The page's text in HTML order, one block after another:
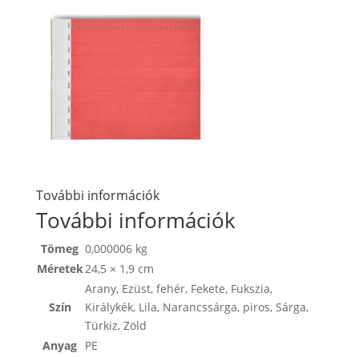
További információk
További információk
Tömeg 0,000006 kg
Méretek24,5 × 1,9 cm
Szín
Arany, Ezüst, fehér, Fekete, Fukszia,
Királykék, Lila, Narancssárga, piros, Sárga,
Türkiz, Zöld
Anyag PE